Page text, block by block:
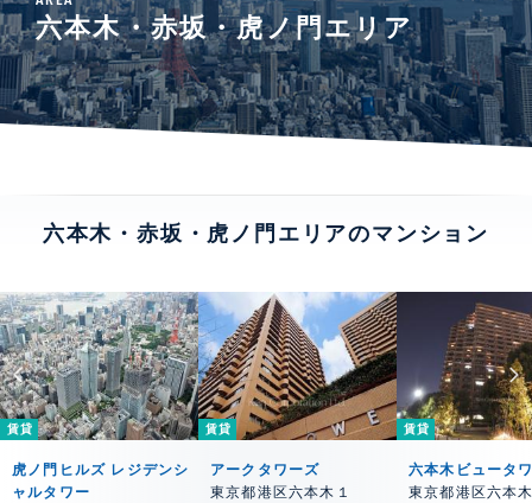
六本木・赤坂・虎ノ門エリア
六本木・赤坂・虎ノ門エリアのマンション
賃貸
虎ノ門ヒルズ レジデンシ
ャルタワー
賃貸
アークタワーズ
東京都港区六本木１
賃貸
六本木ビュータ
東京都港区六本